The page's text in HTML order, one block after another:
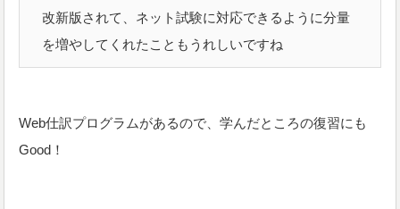
改新版されて、ネット試験に対応できるように分量
を増やしてくれたこともうれしいですね
Web仕訳プログラムがあるので、学んだところの復習にも
Good！